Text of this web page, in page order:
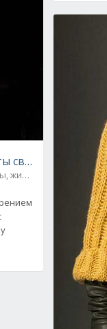
свитер с
жилеты, пуловеры и